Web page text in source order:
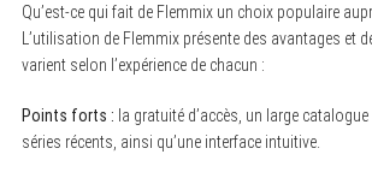
Qu’est-ce qui fait de Flemmix un choix populaire
L’utilisation de Flemmix présente des avantages et
varient selon l’expérience de chacun :
Points forts : la gratuité d’accès, un large
séries récents, ainsi qu’une interface intuitive.